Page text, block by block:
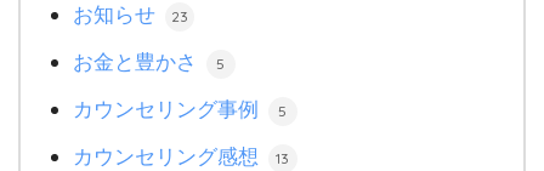
お知らせ 23
お金と豊かさ 5
カウンセリング事例 5
カウンセリング感想 13